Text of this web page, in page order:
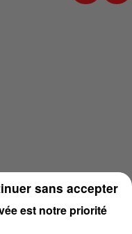
est notre priorité
sans accepter